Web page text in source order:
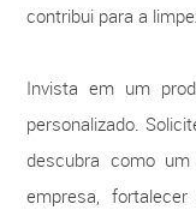
contribui para a
Invista em um
personalizado.
descubra como
empresa,